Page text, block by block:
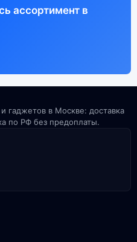
ассортимент в
гаджетов в Москве: доставка
по РФ без предоплаты.